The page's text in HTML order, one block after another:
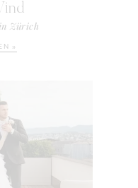
Zürich
»